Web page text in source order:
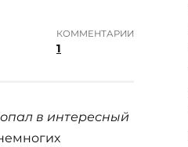
КОММЕНТАРИИ
1
в интересный